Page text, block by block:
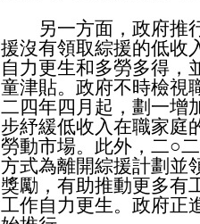
另一方面，政府推行
援沒有領取綜援的低收
自力更生和多勞多得，
童津貼。政府不時檢視
二四年四月起，劃一增
步紓緩低收入在職家庭
勞動市場。此外，二○
方式為離開綜援計劃並
獎勵，有助推動更多有
工作自力更生。政府正